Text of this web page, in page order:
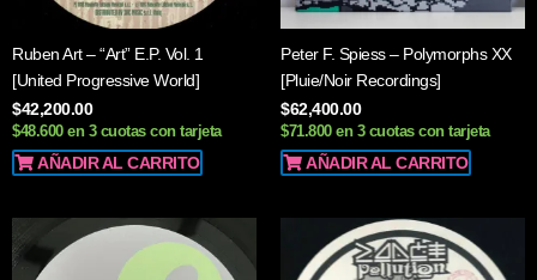
Ruben Art – “Art” E.P. Vol. 1
[United Progressive World]
$42,200.00
$48.600 en 3 cuotas con tarjeta
AÑADIR AL CARRITO
Peter F. Spiess – Polymorphs XX
[Pluie/Noir Recordings]
$62,400.00
$71.800 en 3 cuotas con tarjeta
AÑADIR AL CARRITO